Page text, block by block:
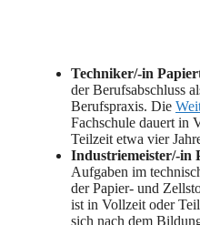
Techniker/-in
der Berufsabschluss
Berufspraxis. Die
Fachschule dauert in
Teilzeit etwa vier
Industriemeister/-in
Aufgaben im
der Papier- und
ist in Vollzeit oder
sich nach dem